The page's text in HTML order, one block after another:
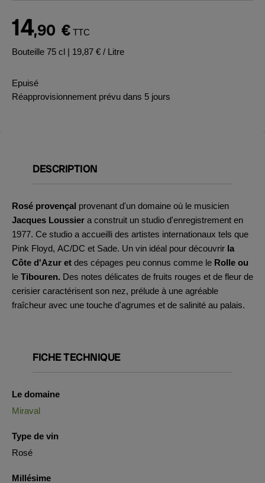
14,90 € TTC
Bouteille 75 cl | 19,87 € / Litre
Epuisé
Réapprovisionnement prévu dans 5 jours
DESCRIPTION
Rosé provençal provenant d'un domaine où le musicien
Jacques Loussier a construit un studio d'enregistrement en
1977. Ce studio a accueilli des artistes internationaux tels que
Pink Floyd, AC/DC et Sade. Un vin idéal pour découvrir la
Côte d'Azur et des cépages peu connus comme le Rolle ou
le Tibouren. Des notes délicates de fruits rouges et de fleur de
cerisier caractérisent son nez, prélude à une agréable
fraîcheur avec une touche d'agrumes et de salinité au palais.
FICHE TECHNIQUE
Le domaine
Miraval
Type de vin
Rosé
Millésime